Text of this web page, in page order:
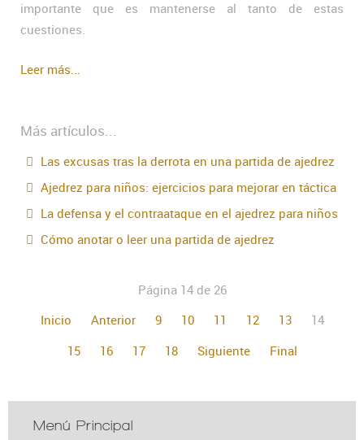
importante que es mantenerse al tanto de estas
cuestiones.
Leer más...
Más artículos...
Las excusas tras la derrota en una partida de ajedrez
Ajedrez para niños: ejercicios para mejorar en táctica
La defensa y el contraataque en el ajedrez para niños
Cómo anotar o leer una partida de ajedrez
Página 14 de 26
Inicio
Anterior 9 10 11 12 13
14
15
16 17 18 Siguiente Final
Menú Principal